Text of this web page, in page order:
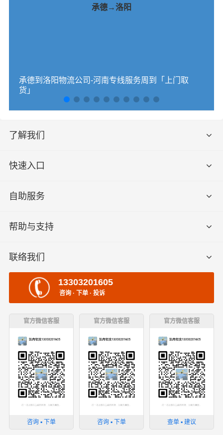
承德→洛阳
承德到洛阳物流公司-河南专线服务周到「上门取
货」
了解我们
快速入口
自助服务
帮助与支持
联络我们
13303201605
咨询 · 下单 · 投诉
官方微信客服
咨询 ▪ 下单
官方微信客服
咨询 ▪ 下单
官方微信客服
查单 ▪ 建议